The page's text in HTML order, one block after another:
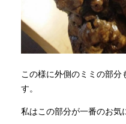
この様に外側のミミの部分
す。
私はこの部分が一番のお気